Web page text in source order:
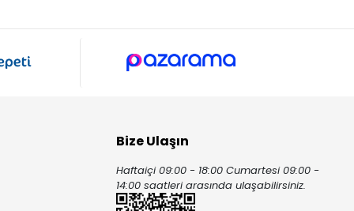
Bize Ulaşın
Haftaiçi 09:00 - 18:00 Cumartesi 09:00 -
14:00 saatleri arasında ulaşabilirsiniz.